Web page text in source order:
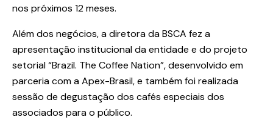
nos próximos 12 meses.
Além dos negócios, a diretora da BSCA fez a
apresentação institucional da entidade e do projeto
setorial “Brazil. The Coffee Nation”, desenvolvido em
parceria com a Apex-Brasil, e também foi realizada
sessão de degustação dos cafés especiais dos
associados para o público.